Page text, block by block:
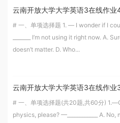
云南开放大学大学英语3在线作业
# 一、单项选择题 1. — I wonder if I
_______ I’m not using it right now. A.
doesn’t matter. D. Who...
云南开放大学大学英语3在线作业
# 一、单项选择题(共20题,共60分)
physics, please? —____________ A.